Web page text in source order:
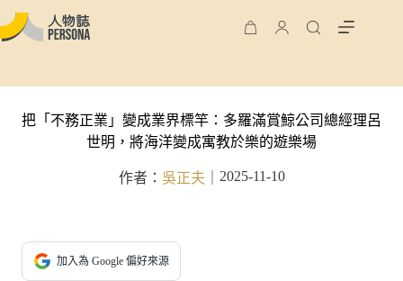
把「不務正業」變成業界標竿：多羅滿賞鯨公司總經理呂
世明，將海洋變成寓教於樂的遊樂場
作者： 吳正夫 2025-11-10
加入為 Google 偏好來源